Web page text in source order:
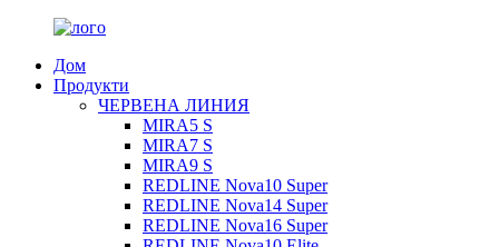
Дом
Продукти
ЧЕРВЕНА ЛИНИЯ
MIRA5 S
MIRA7 S
MIRA9 S
REDLINE Nova10 Super
REDLINE Nova14 Super
REDLINE Nova16 Super